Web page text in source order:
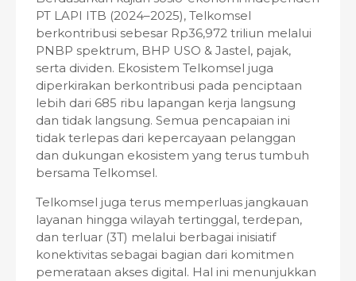
PT LAPI ITB (2024–2025), Telkomsel
berkontribusi sebesar Rp36,972 triliun melalui
PNBP spektrum, BHP USO & Jastel, pajak,
serta dividen. Ekosistem Telkomsel juga
diperkirakan berkontribusi pada penciptaan
lebih dari 685 ribu lapangan kerja langsung
dan tidak langsung. Semua pencapaian ini
tidak terlepas dari kepercayaan pelanggan
dan dukungan ekosistem yang terus tumbuh
bersama Telkomsel.
Telkomsel juga terus memperluas jangkauan
layanan hingga wilayah tertinggal, terdepan,
dan terluar (3T) melalui berbagai inisiatif
konektivitas sebagai bagian dari komitmen
pemerataan akses digital. Hal ini menunjukkan